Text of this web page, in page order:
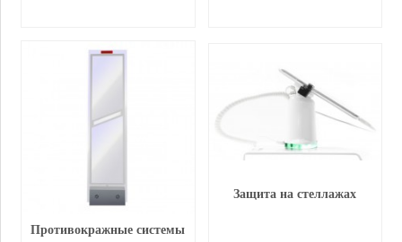
Противокражные системы
Защита на стеллажах